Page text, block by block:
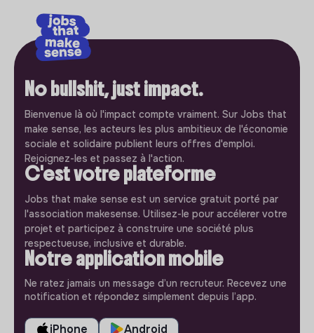
No bullshit, just impact.
Bienvenue là où l'impact compte vraiment. Sur Jobs that
make sense, les acteurs les plus ambitieux de l'économie
sociale et solidaire publient leurs offres d'emploi.
Rejoignez-les et passez à l'action.
C'est votre plateforme
Jobs that make sense est un service gratuit porté par
l'association makesense. Utilisez-le pour accélerer votre
projet et participez à construire une société plus
respectueuse, inclusive et durable.
Notre application mobile
Ne ratez jamais un message d’un recruteur. Recevez une
notification et répondez simplement depuis l’app.
iPhone Android